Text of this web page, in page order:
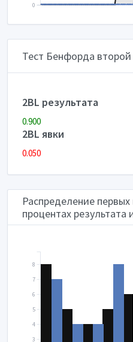
0
Тест Бенфорда
2BL результата
0.900
2BL явки
0.050
Распределение
процентах результата
3
4
5
6
7
8